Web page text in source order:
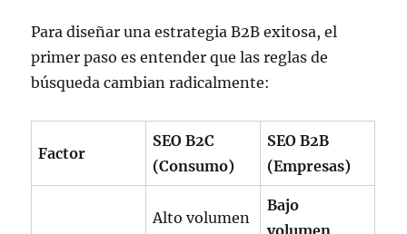
Para diseñar una estrategia B2B exitosa, el
primer paso es entender que las reglas de
búsqueda cambian radicalmente:
Factor
SEO B2C
(Consumo)
SEO B2B
(Empresas)
Alto volumen
Bajo
volumen,